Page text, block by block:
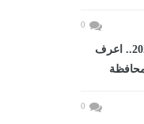
0
تنسيق الثانوى العام 2027.. اعرف
0